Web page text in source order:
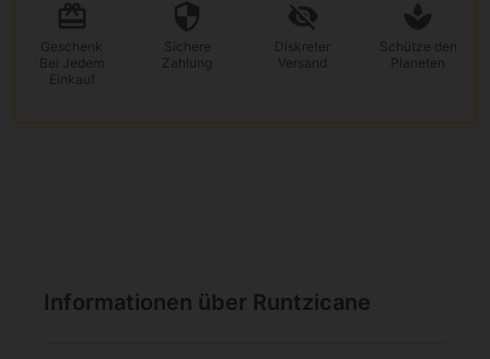
Geschenk
Bei Jedem
Einkauf
Sichere
Zahlung
Diskreter
Versand
Schütze den
Planeten
Informationen über Runtzicane